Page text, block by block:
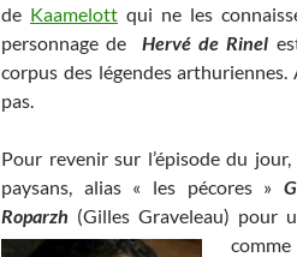
de Kaamelott qui ne les
personnage de Hervé de Rinel
corpus des légendes
pas.
Pour revenir sur l’épisode du
paysans, alias « les pécores »
Roparzh (Gilles Graveleau) pour